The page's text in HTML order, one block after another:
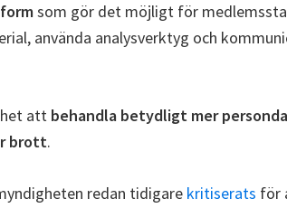
som gör det möjligt för
använda analysverktyg och
att behandla betydligt mer
brott.
redan tidigare kritiserats för